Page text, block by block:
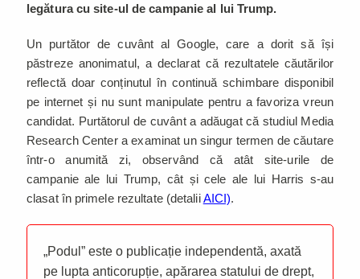
legătura cu site-ul de campanie al lui Trump.
Un purtător de cuvânt al Google, care a dorit să își
păstreze anonimatul, a declarat că rezultatele căutărilor
reflectă doar conținutul în continuă schimbare disponibil
pe internet și nu sunt manipulate pentru a favoriza vreun
candidat. Purtătorul de cuvânt a adăugat că studiul Media
Research Center a examinat un singur termen de căutare
într-o anumită zi, observând că atât site-urile de
campanie ale lui Trump, cât și cele ale lui Harris s-au
clasat în primele rezultate (detaliiAICI).
„Podul” este o publicație independentă, axată
pe lupta anticorupție, apărarea statului de drept,